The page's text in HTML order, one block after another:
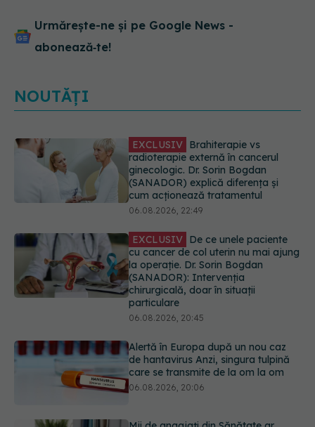
Urmărește-ne și pe Google News -
abonează‑te!
NOUTĂȚI
EXCLUSIV De ce unele paciente
cu cancer de col uterin nu mai ajung
la operație. Dr. Sorin Bogdan
(SANADOR): Intervenția
chirurgicală, doar în situații
particulare
Alertă în Europa după un nou caz
de hantavirus Anzi, singura tulpină
care se transmite de la om la om
06.08.2026, 20:06
putea primi salarii mai mari.
Sindicatele cer schimbarea legii
06.08.2026, 19:26
care pot fi tratate fără operație. Dr.